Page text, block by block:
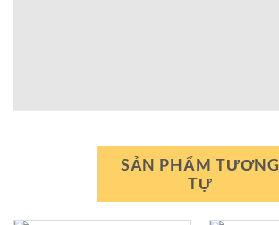
SẢN PHẨM TƯƠNG
TỰ